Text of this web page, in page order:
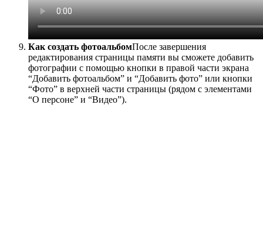
Как создать фотоальбомПосле завершения
редактирования страницы памяти вы сможете добавить
фотографии с помощью кнопки в правой части экрана
“Добавить фотоальбом” и “Добавить фото” или кнопки
“Фото” в верхней части страницы (рядом с элементами
“О персоне” и “Видео”).